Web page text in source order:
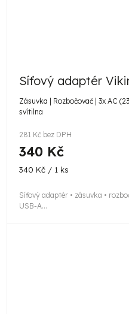
Síťový adaptér
Zásuvka | Rozbočovač | 3x AC
svítilna
281 Kč bez DPH
340 Kč
Měrná
340 Kč / 1 ks
Síťový adaptér • zásuvka •
USB-A...